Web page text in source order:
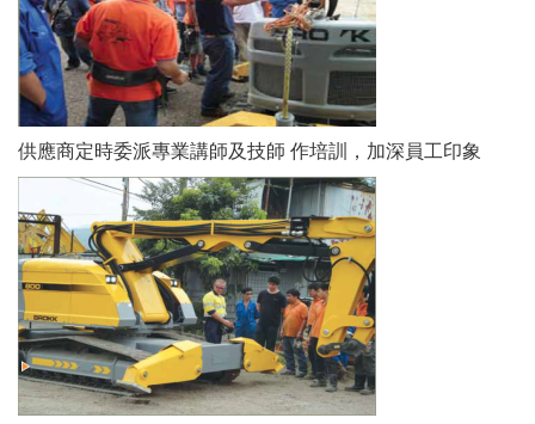
供應商定時委派專業講師及技師 作培訓，加深員工印象